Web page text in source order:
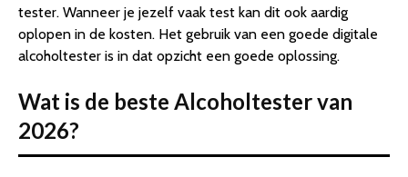
tester. Wanneer je jezelf vaak test kan dit ook aardig
oplopen in de kosten. Het gebruik van een goede digitale
alcoholtester is in dat opzicht een goede oplossing.
Wat is de beste Alcoholtester van
2026?